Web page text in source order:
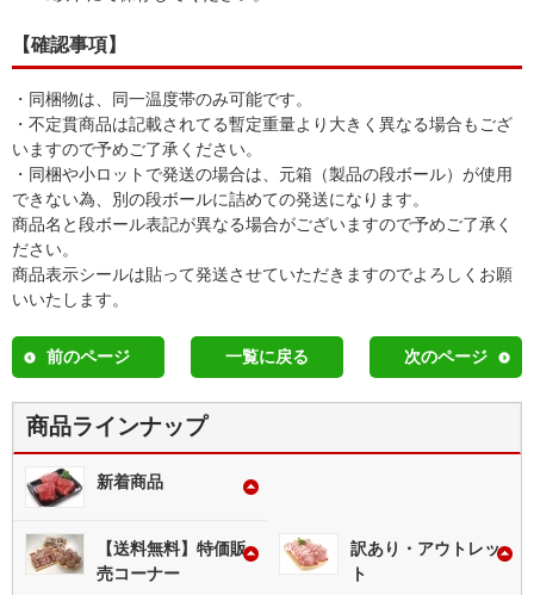
【確認事項】
・同梱物は、同一温度帯のみ可能です。
・不定貫商品は記載されてる暫定重量より大きく異なる場合もござ
いますので予めご了承ください。
・同梱や小ロットで発送の場合は、元箱（製品の段ボール）が使用
できない為、別の段ボールに詰めての発送になります。
商品名と段ボール表記が異なる場合がございますので予めご了承く
ださい。
商品表示シールは貼って発送させていただきますのでよろしくお願
いいたします。
前のページ 一覧に戻る 次のページ
商品ラインナップ
新着商品
【送料無料】特価販
売コーナー
訳あり・アウトレッ
ト